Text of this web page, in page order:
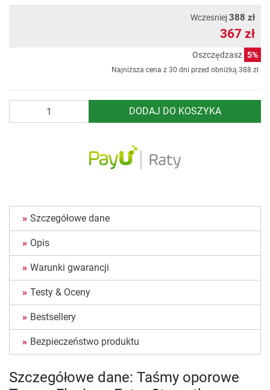
Wcześniej388 zł
367 zł
Oszczędzasz 5%
Najniższa cena z 30 dni przed obniżką 388 zł
DODAJ DO KOSZYKA
Szczegółowe dane
Opis
Warunki gwarancji
Testy & Oceny
Bestsellery
Bezpieczeństwo produktu
Szczegółowe dane: Taśmy oporowe